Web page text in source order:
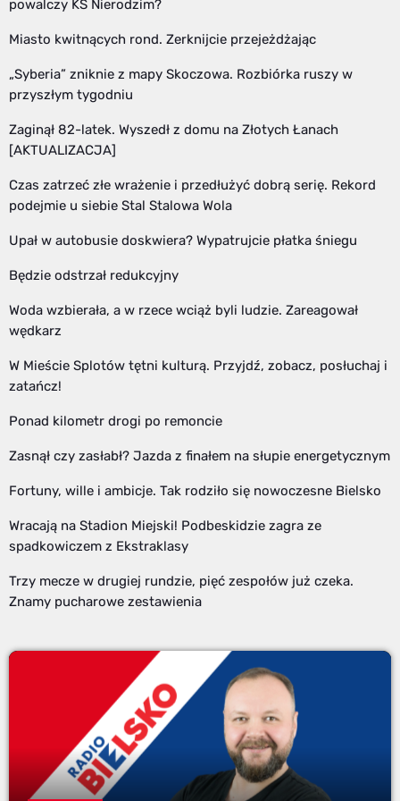
powalczy KS Nierodzim?
Miasto kwitnących rond. Zerknijcie przejeżdżając
„Syberia” zniknie z mapy Skoczowa. Rozbiórka ruszy w
przyszłym tygodniu
Zaginął 82-latek. Wyszedł z domu na Złotych Łanach
[AKTUALIZACJA]
Czas zatrzeć złe wrażenie i przedłużyć dobrą serię. Rekord
podejmie u siebie Stal Stalowa Wola
Upał w autobusie doskwiera? Wypatrujcie płatka śniegu
Będzie odstrzał redukcyjny
Woda wzbierała, a w rzece wciąż byli ludzie. Zareagował
wędkarz
W Mieście Splotów tętni kulturą. Przyjdź, zobacz, posłuchaj i
zatańcz!
Ponad kilometr drogi po remoncie
Zasnął czy zasłabł? Jazda z finałem na słupie energetycznym
Fortuny, wille i ambicje. Tak rodziło się nowoczesne Bielsko
Wracają na Stadion Miejski! Podbeskidzie zagra ze
spadkowiczem z Ekstraklasy
Trzy mecze w drugiej rundzie, pięć zespołów już czeka.
Znamy pucharowe zestawienia